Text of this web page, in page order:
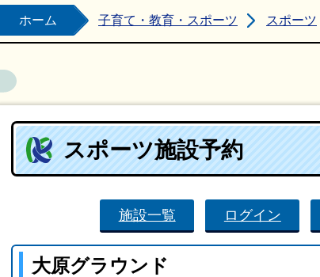
ホーム 子育て・教育・スポーツ スポーツ
スポーツ施設予約
施設一覧 ログイン
大原グラウンド